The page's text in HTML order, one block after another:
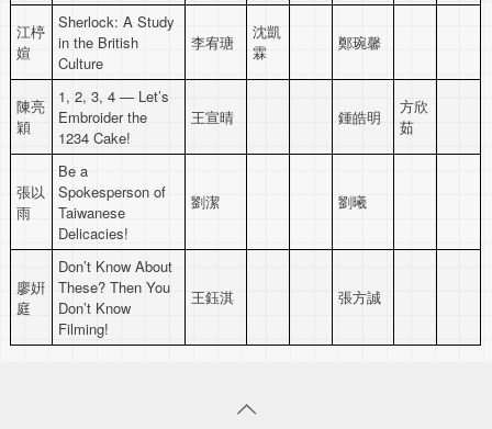
江楟
媗
Sherlock: A Study
in the British
Culture
李宥瑭
沈凱
霖
鄭琬馨
陳亮
穎
1, 2, 3, 4 — Let’s
Embroider the
1234 Cake!
王宣晴 鍾皓明
方欣
茹
張以
雨
Be a
Spokesperson of
Taiwanese
Delicacies!
劉潔 劉曦
廖姸
庭
Don’t Know About
These? Then You
Don’t Know
Filming!
王鈺淇 張方誠